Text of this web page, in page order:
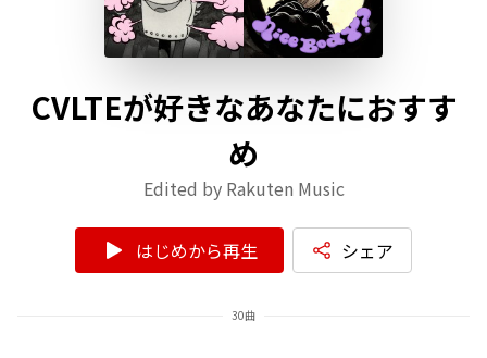
CVLTEが好きなあなたにおすす
め
Edited by Rakuten Music
はじめから再生 シェア
30曲